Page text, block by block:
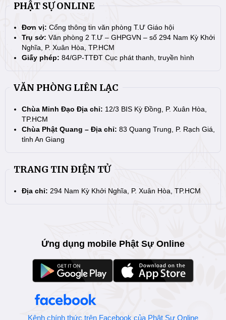
PHẬT SỰ ONLINE
Đơn vị: Cổng thông tin văn phòng T.Ư Giáo hội
Trụ sở: Văn phòng 2 T.Ư – GHPGVN – số 294 Nam Kỳ Khởi
Nghĩa, P. Xuân Hòa, TP.HCM
Giấy phép: 84/GP-TTĐT Cục phát thanh, truyền hình
VĂN PHÒNG LIÊN LẠC
Chùa Minh Đạo Địa chỉ: 12/3 BIS Kỳ Đồng, P. Xuân Hòa,
TP.HCM
Chùa Phật Quang – Địa chỉ: 83 Quang Trung, P. Rạch Giá,
tỉnh An Giang
TRANG TIN ĐIỆN TỬ
Địa chỉ: 294 Nam Kỳ Khởi Nghĩa, P. Xuân Hòa, TP.HCM
Ứng dụng mobile Phật Sự Online
Kênh chính thức trên Facebook của Phật Sự Online